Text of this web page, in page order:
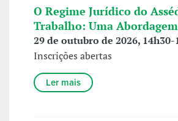
O Regime Jurídico do
Trabalho: Uma
29 de outubro de 2026, 14h30-
Inscrições abertas
Ler mais